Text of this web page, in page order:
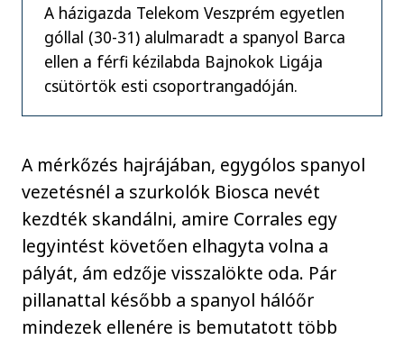
A házigazda Telekom Veszprém egyetlen
góllal (30-31) alulmaradt a spanyol Barca
ellen a férfi kézilabda Bajnokok Ligája
csütörtök esti csoportrangadóján.
A mérkőzés hajrájában, egygólos spanyol
vezetésnél a szurkolók Biosca nevét
kezdték skandálni, amire Corrales egy
legyintést követően elhagyta volna a
pályát, ám edzője visszalökte oda. Pár
pillanattal később a spanyol hálóőr
mindezek ellenére is bemutatott több